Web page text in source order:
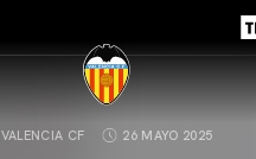
VALENCIA CF 26 MAYO 2025